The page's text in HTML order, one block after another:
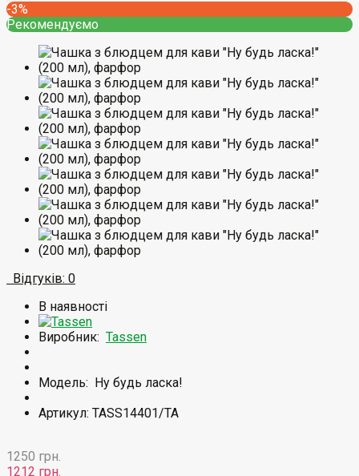
-3%
Рекомендуємо
Відгуків: 0
В наявності
Виробник: Tassen
Модель: Ну будь ласка!
Артикул: TASS14401/TA
1250 грн.
1212 грн.